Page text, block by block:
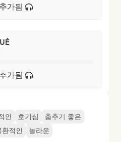
가됨
가됨
인 호기심
춤추기 좋은
환적인 놀라운